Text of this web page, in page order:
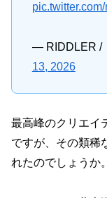
— RIDDLER /
13, 2026
最高峰のクリエイ
ですが、その類稀
れたのでしょうか。